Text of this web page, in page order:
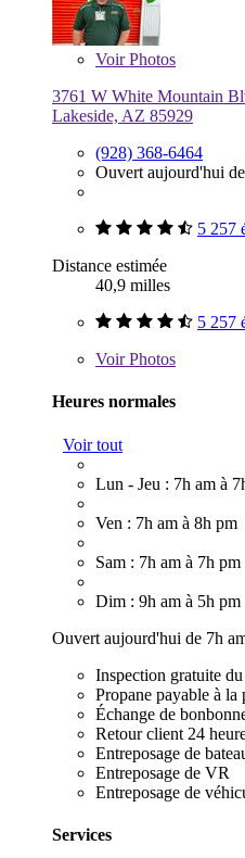
VoirPhotos
3761 W White Mountain
Lakeside, AZ 85929
(928) 368-6464
Ouvert aujourd'hui
5 257
Distance estimée
40,9 milles
5 257
VoirPhotos
Heures normales
Voir tout
Lun - Jeu : 7h am à
Ven : 7h am à 8h pm
Sam : 7h am à 7h pm
Dim : 9h am à 5h pm
Ouvert aujourd'hui de 7h
Inspection gratuite
Propane payable à la
Échange de
Retour client 24
Entreposage de
Entreposage de VR
Entreposage de
Services